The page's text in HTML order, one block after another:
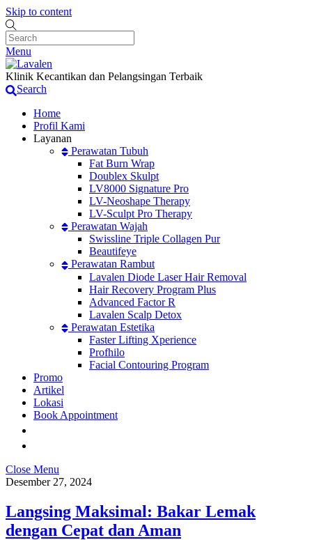
Skip to content
Menu
Klinik Kecantikan dan Pelangsingan Terbaik
Search
Home
Profil Kami
Layanan
Perawatan Tubuh
Fat Burn Wrap
Doublex Skulpt
LV8000 Signature Pro
LV-Neoshape Therapy
LV-Sculpt Pro Therapy
Perawatan Wajah
Swissline Triple Collagen Pur
Beautifeye
Perawatan Rambut
Lavalen Diode Laser Hair Removal
Hair Recovery Program Plus
Advanced Factor R
Lavalen Scalp Detox
Perawatan Estetika
Faster Lifting Xperience
Profhilo
Facial Contouring Program
Promo
Artikel
Lokasi
Book Appointment
Close Menu
Desember 27, 2024
Langsing Maksimal: Bakar Lemak
dengan Cepat dan Aman